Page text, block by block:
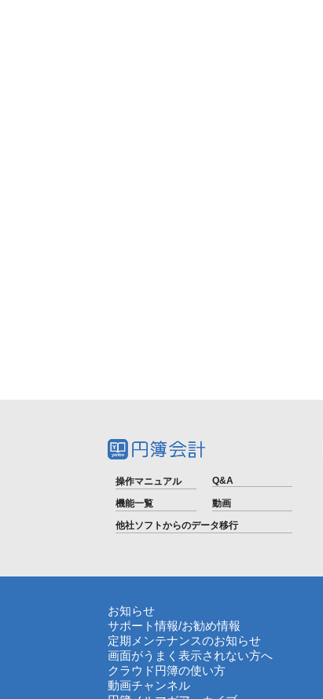
操作マニュアル Q&A
機能一覧
動画
他社ソフトからのデータ移行
お知らせ
サポート情報/お勧め情報
定期メンテナンスのお知らせ
画面がうまく表示されない方へ
クラウド円簿の使い方
動画チャンネル